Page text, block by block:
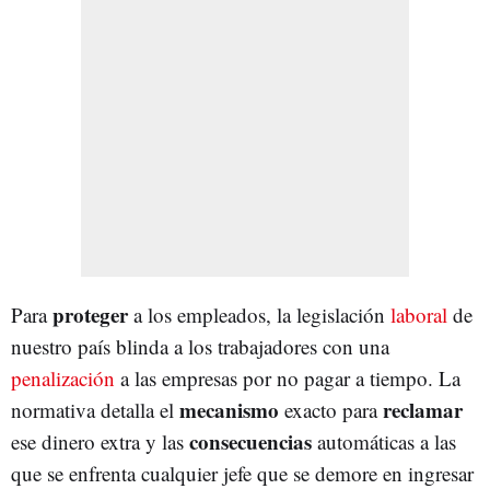
Paraprotegera los empleados, la legislación laboral de
nuestro país blinda a los trabajadores con una
penalización a las empresas por no pagar a tiempo. La
normativa detalla el mecanismo exacto parareclamar
ese dinero extra y las consecuencias automáticas a las
que se enfrenta cualquier jefe que se demore en ingresar